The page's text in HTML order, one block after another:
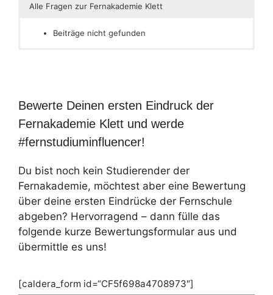
Alle Fragen zur Fernakademie Klett
Beiträge nicht gefunden
Bewerte Deinen ersten Eindruck der
Fernakademie Klett und werde
#fernstudiuminfluencer!
Du bist noch kein Studierender der
Fernakademie, möchtest aber eine Bewertung
über deine ersten Eindrücke der Fernschule
abgeben? Hervorragend – dann fülle das
folgende kurze Bewertungsformular aus und
übermittle es uns!
[caldera_form id=“CF5f698a4708973″]